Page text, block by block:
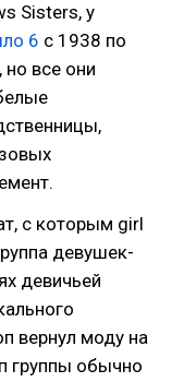
Sisters, у
6 с 1938 по
все они
с которым girl
девушек-
девичьей
вернул моду на
группы обычно